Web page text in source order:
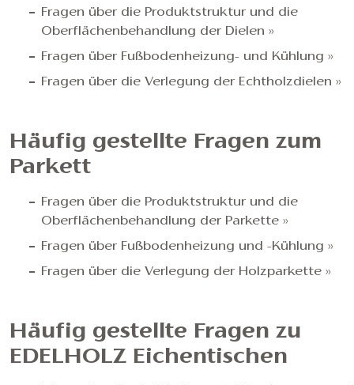
Fragen über die Produktstruktur und die
Oberflächenbehandlung der Dielen »
Fragen über Fußbodenheizung- und Kühlung »
Fragen über die Verlegung der Echtholzdielen »
Häufig gestellte Fragen zum
Parkett
Fragen über die Produktstruktur und die
Oberflächenbehandlung der Parkette »
Fragen über Fußbodenheizung und -Kühlung »
Fragen über die Verlegung der Holzparkette »
Häufig gestellte Fragen zu
EDELHOLZ Eichentischen